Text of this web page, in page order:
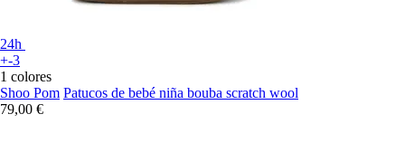
24h
+-3
1 colores
Shoo Pom Patucos de bebé niña bouba scratch wool
79,00 €